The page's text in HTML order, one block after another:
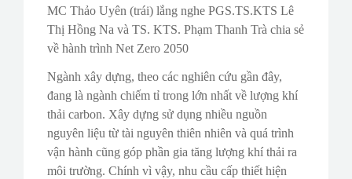
MC Thảo Uyên (trái) lắng nghe PGS.TS.KTS Lê
Thị Hồng Na và TS. KTS. Phạm Thanh Trà chia sẻ
về hành trình Net Zero 2050
Ngành xây dựng, theo các nghiên cứu gần đây,
đang là ngành chiếm tỉ trong lớn nhất về lượng khí
thải carbon. Xây dựng sử dụng nhiều nguồn
nguyên liệu từ tài nguyên thiên nhiên và quá trình
vận hành cũng góp phần gia tăng lượng khí thải ra
môi trường. Chính vì vậy, nhu cầu cấp thiết hiện